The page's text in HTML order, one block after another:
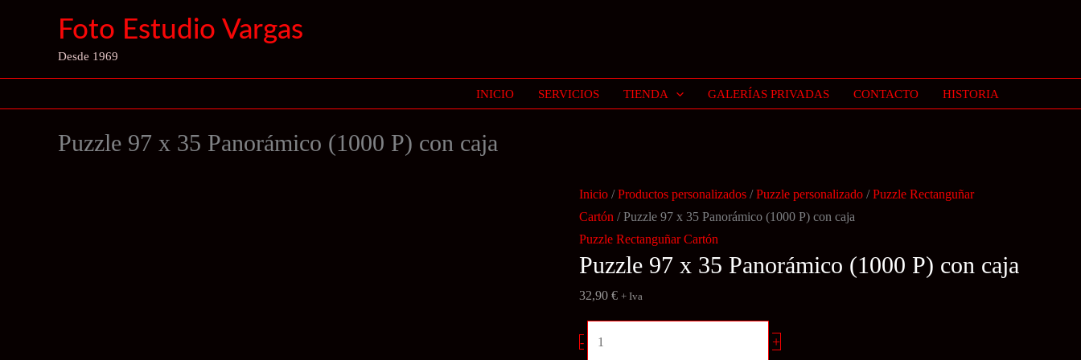
Foto Estudio Vargas
Desde 1969
INICIO SERVICIOS TIENDA GALERÍAS PRIVADAS CONTACTO HISTORIA
Puzzle 97 x 35 Panorámico (1000 P) con caja
Inicio /Productos personalizados /Puzzle personalizado /Puzzle Rectanguñar
Cartón / Puzzle 97 x 35 Panorámico (1000 P) con caja
Puzzle Rectanguñar Cartón
Puzzle 97 x 35 Panorámico (1000 P) con caja
32,90 € + Iva
- +